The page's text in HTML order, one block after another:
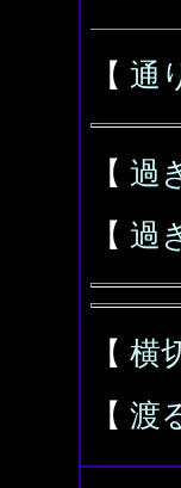
【 通
【 過
【 過
【 横
【 渡